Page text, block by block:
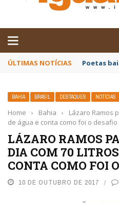
ÚLTIMAS NOTÍCIAS Poetas
BAHIA BRASIL DESTAQUES NOTÍCIAS
Home › Bahia ›
Lázaro Ramos
de água e conta como foi o desafio
LÁZARO RAMOS
DIA COM 70
CONTA COMO FOI
10 DE OUTUBRO DE 2017